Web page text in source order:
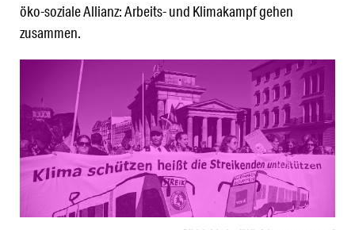
öko-soziale Allianz: Arbeits- und Klimakampf gehen
zusammen.